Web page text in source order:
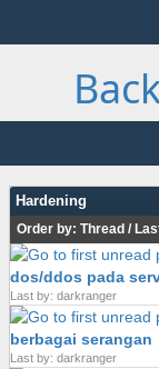
Hardening
Order by: Thread /
dos/ddos pada
Last by: darkranger
berbagai serangan
Last by: darkranger